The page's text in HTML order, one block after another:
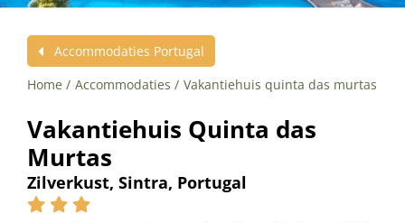
Accommodaties Portugal
Home
Accommodaties Vakantiehuis quinta das murtas
Vakantiehuis Quinta das
Murtas
Zilverkust, Sintra, Portugal